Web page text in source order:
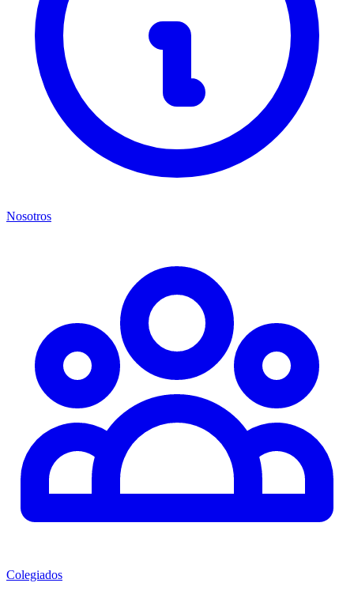
Nosotros
Colegiados